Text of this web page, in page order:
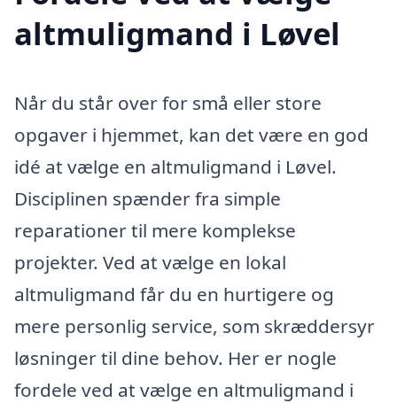
altmuligmand i Løvel
Når du står over for små eller store
opgaver i hjemmet, kan det være en god
idé at vælge en altmuligmand i Løvel.
Disciplinen spænder fra simple
reparationer til mere komplekse
projekter. Ved at vælge en lokal
altmuligmand får du en hurtigere og
mere personlig service, som skræddersyr
løsninger til dine behov. Her er nogle
fordele ved at vælge en altmuligmand i